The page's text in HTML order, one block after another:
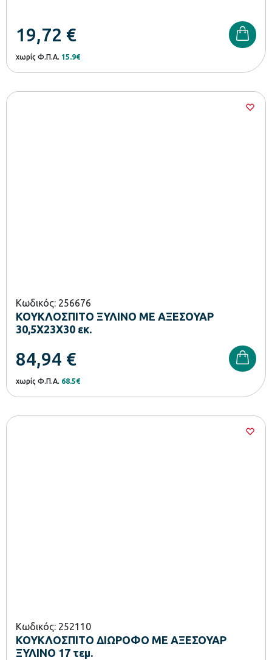
19,72 €
χωρίς Φ.Π.Α. 15.9€
Κωδικός: 256676
ΚΟΥΚΛΟΣΠΙΤΟ ΞΥΛΙΝΟ ΜΕ ΑΞΕΣΟΥΑΡ
30,5Χ23Χ30 εκ.
84,94 €
χωρίς Φ.Π.Α. 68.5€
Κωδικός: 252110
ΚΟΥΚΛΟΣΠΙΤΟ ΔΙΩΡΟΦΟ ΜΕ ΑΞΕΣΟΥΑΡ
ΞΥΛΙΝΟ 17 τεμ.